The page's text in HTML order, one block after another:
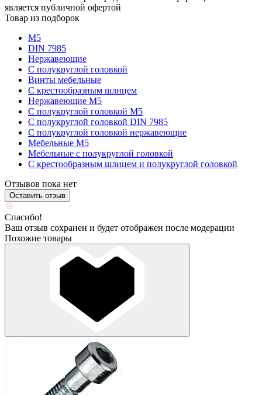
является публичной офертой
Товар из подборок
М5
DIN 7985
Нержавеющие
С полукруглой головкой
Винты мебельные
С крестообразным шлицем
Нержавеющие М5
С полукруглой головкой М5
С полукруглой головкой DIN 7985
С полукруглой головкой нержавеющие
Мебельные М5
Мебельные с полукруглой головкой
С крестообразным шлицем и полукруглой головкой
Отзывов пока нет
Оставить отзыв
Спасибо!
Ваш отзыв сохранен и будет отображен после модерации
Похожие товары